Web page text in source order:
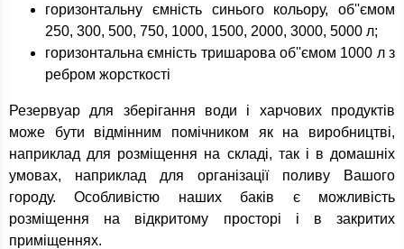
горизонтальну ємність синього кольору, об''ємом
250, 300, 500, 750, 1000, 1500, 2000, 3000, 5000 л;
горизонтальна ємність тришарова об''ємом 1000 л з
ребром жорсткості
Резервуар для зберігання води і харчових продуктів
може бути відмінним помічником як на виробництві,
наприклад для розміщення на складі, так і в домашніх
умовах, наприклад для організації поливу Вашого
городу. Особливістю наших баків є можливість
розміщення на відкритому просторі і в закритих
приміщеннях.